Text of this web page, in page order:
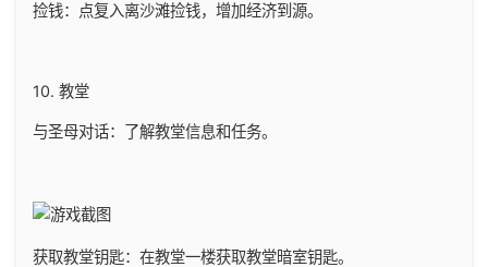
捡钱：点复入离沙滩捡钱，增加经济到源。
10. 教堂
与圣母对话：了解教堂信息和任务。
获取教堂钥匙：在教堂一楼获取教堂暗室钥匙。